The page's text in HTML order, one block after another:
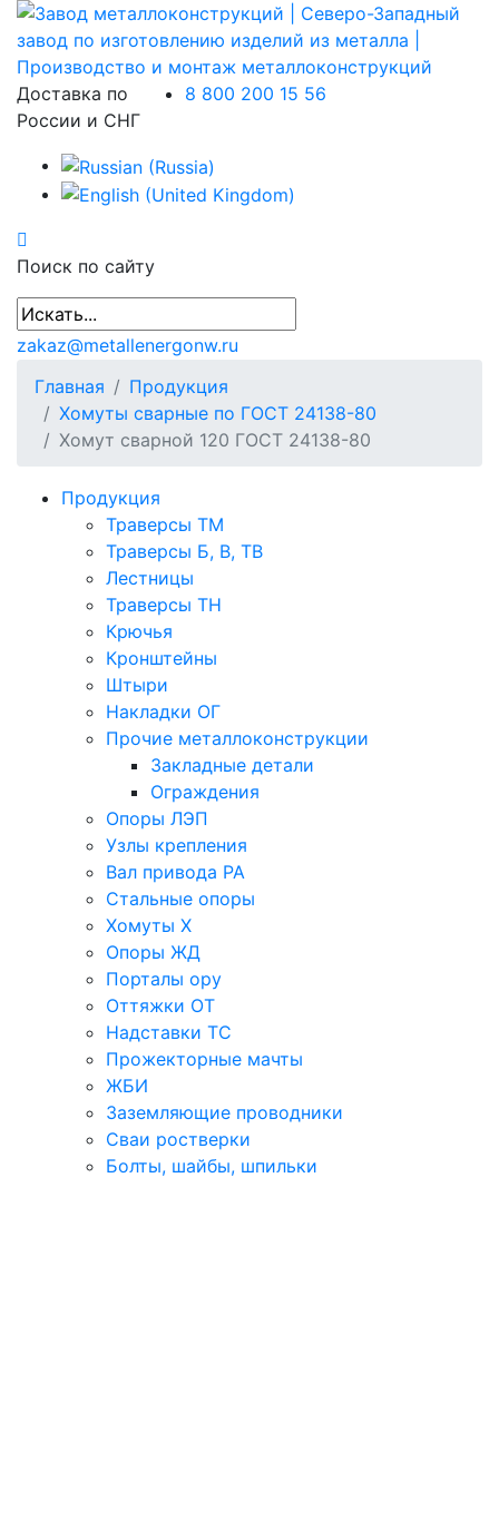
Доставка по
России и СНГ
8 800 200 15 56
Поиск по сайту
zakaz@metallenergonw.ru
Главная
Продукция
Хомуты сварные по ГОСТ 24138-80
Хомут сварной 120 ГОСТ 24138-80
Продукция
Траверсы ТМ
Траверсы Б, В, ТВ
Лестницы
Траверсы ТН
Крючья
Кронштейны
Штыри
Накладки ОГ
Прочие металлоконструкции
Закладные детали
Ограждения
Опоры ЛЭП
Узлы крепления
Вал привода РА
Стальные опоры
Хомуты Х
Опоры ЖД
Порталы ору
Оттяжки ОТ
Надставки ТС
Прожекторные мачты
ЖБИ
Заземляющие проводники
Сваи ростверки
Болты, шайбы, шпильки